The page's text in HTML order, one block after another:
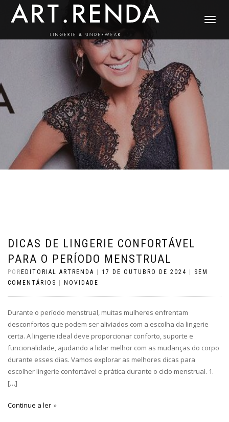
ALTERNAR
DICAS DE LINGERIE CONFORTÁVEL
PARA O PERÍODO MENSTRUAL
POR EDITORIAL ARTRENDA 17 DE OUTUBRO DE 2024
SEM
COMENTÁRIOS
NOVIDADE
Durante o período menstrual, muitas mulheres enfrentam
desconfortos que podem ser aliviados com a escolha da lingerie
certa. A lingerie ideal deve proporcionar conforto, suporte e
funcionalidade, ajudando a lidar melhor com as mudanças do corpo
durante esses dias. Vamos explorar as melhores dicas para
escolher lingerie confortável e prática durante o ciclo menstrual. 1.
[…]
Continue a ler